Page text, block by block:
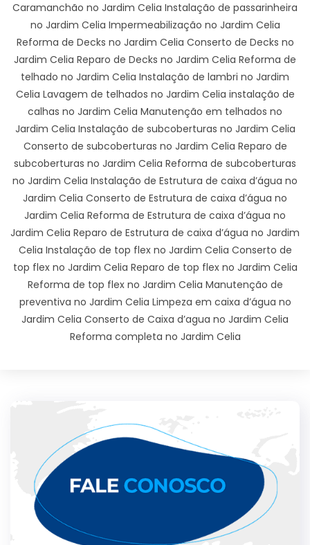
Caramanchão no Jardim Celia Instalação de passarinheira
no Jardim Celia Impermeabilização no Jardim Celia
Reforma de Decks no Jardim Celia Conserto de Decks no
Jardim Celia Reparo de Decks no Jardim Celia Reforma de
telhado no Jardim Celia Instalação de lambri no Jardim
Celia Lavagem de telhados no Jardim Celia instalação de
calhas no Jardim Celia Manutenção em telhados no
Jardim Celia Instalação de subcoberturas no Jardim Celia
Conserto de subcoberturas no Jardim Celia Reparo de
subcoberturas no Jardim Celia Reforma de subcoberturas
no Jardim Celia Instalação de Estrutura de caixa d’água no
Jardim Celia Conserto de Estrutura de caixa d’água no
Jardim Celia Reforma de Estrutura de caixa d’água no
Jardim Celia Reparo de Estrutura de caixa d’água no Jardim
Celia Instalação de top flex no Jardim Celia Conserto de
top flex no Jardim Celia Reparo de top flex no Jardim Celia
Reforma de top flex no Jardim Celia Manutenção de
preventiva no Jardim Celia Limpeza em caixa d’água no
Jardim Celia Conserto de Caixa d’agua no Jardim Celia
Reforma completa no Jardim Celia